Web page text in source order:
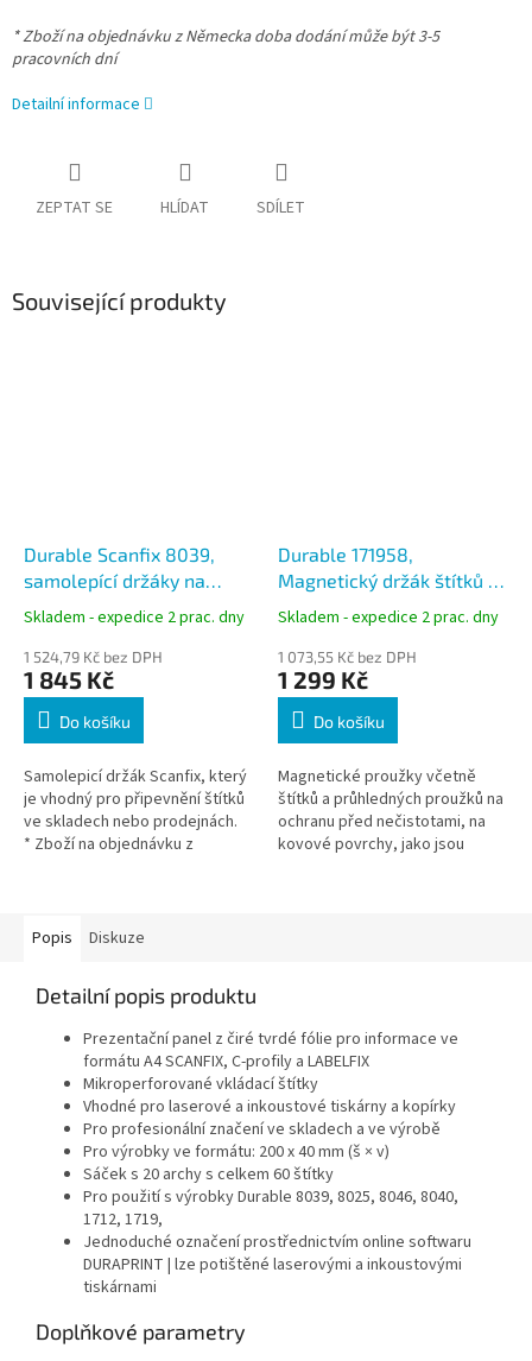
* Zboží na objednávku z Německa doba dodání může být 3-5
pracovních dní
Detailní informace
ZEPTAT SE HLÍDAT SDÍLET
Související produkty
Durable Scanfix 8039,
samolepící držáky na
štítky 1000 x 40 mm, sada
Skladem - expedice 2 prac. dny
1 524,79 Kč bez DPH
1 845 Kč
Do košíku
Samolepicí držák Scanfix, který
je vhodný pro připevnění štítků
ve skladech nebo prodejnách.
* Zboží na objednávku z
Durable 171958,
Magnetický držák štítků C-
Profil 40mm - velké balení
Skladem - expedice 2 prac. dny
1 073,55 Kč bez DPH
1 299 Kč
Do košíku
Magnetické proužky včetně
štítků a průhledných proužků na
ochranu před nečistotami, na
kovové povrchy, jako jsou
Popis Diskuze
Detailní popis produktu
Prezentační panel z čiré tvrdé fólie pro informace ve
formátu A4 SCANFIX, C-profily a LABELFIX
Mikroperforované vkládací štítky
Vhodné pro laserové a inkoustové tiskárny a kopírky
Pro profesionální značení ve skladech a ve výrobě
Pro výrobky ve formátu: 200 x 40 mm (š × v)
Sáček s 20 archy s celkem 60 štítky
Pro použití s výrobky Durable 8039, 8025, 8046, 8040,
1712, 1719,
Jednoduché označení prostřednictvím online softwaru
DURAPRINT | lze potištěné laserovými a inkoustovými
tiskárnami
Doplňkové parametry